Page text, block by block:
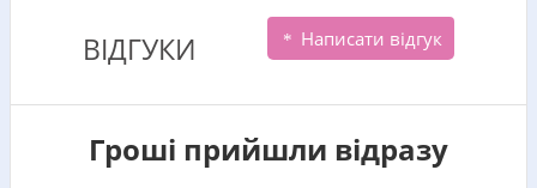
ВІДГУКИ Написати відгук
Гроші прийшли відразу